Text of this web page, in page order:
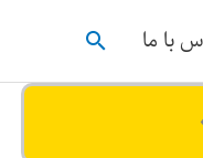
با ما جستجو